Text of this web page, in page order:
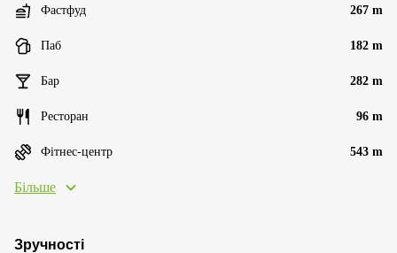
Фастфуд 267 m
Паб 182 m
Бар 282 m
Ресторан 96 m
Фітнес-центр 543 m
Більше
Зручності